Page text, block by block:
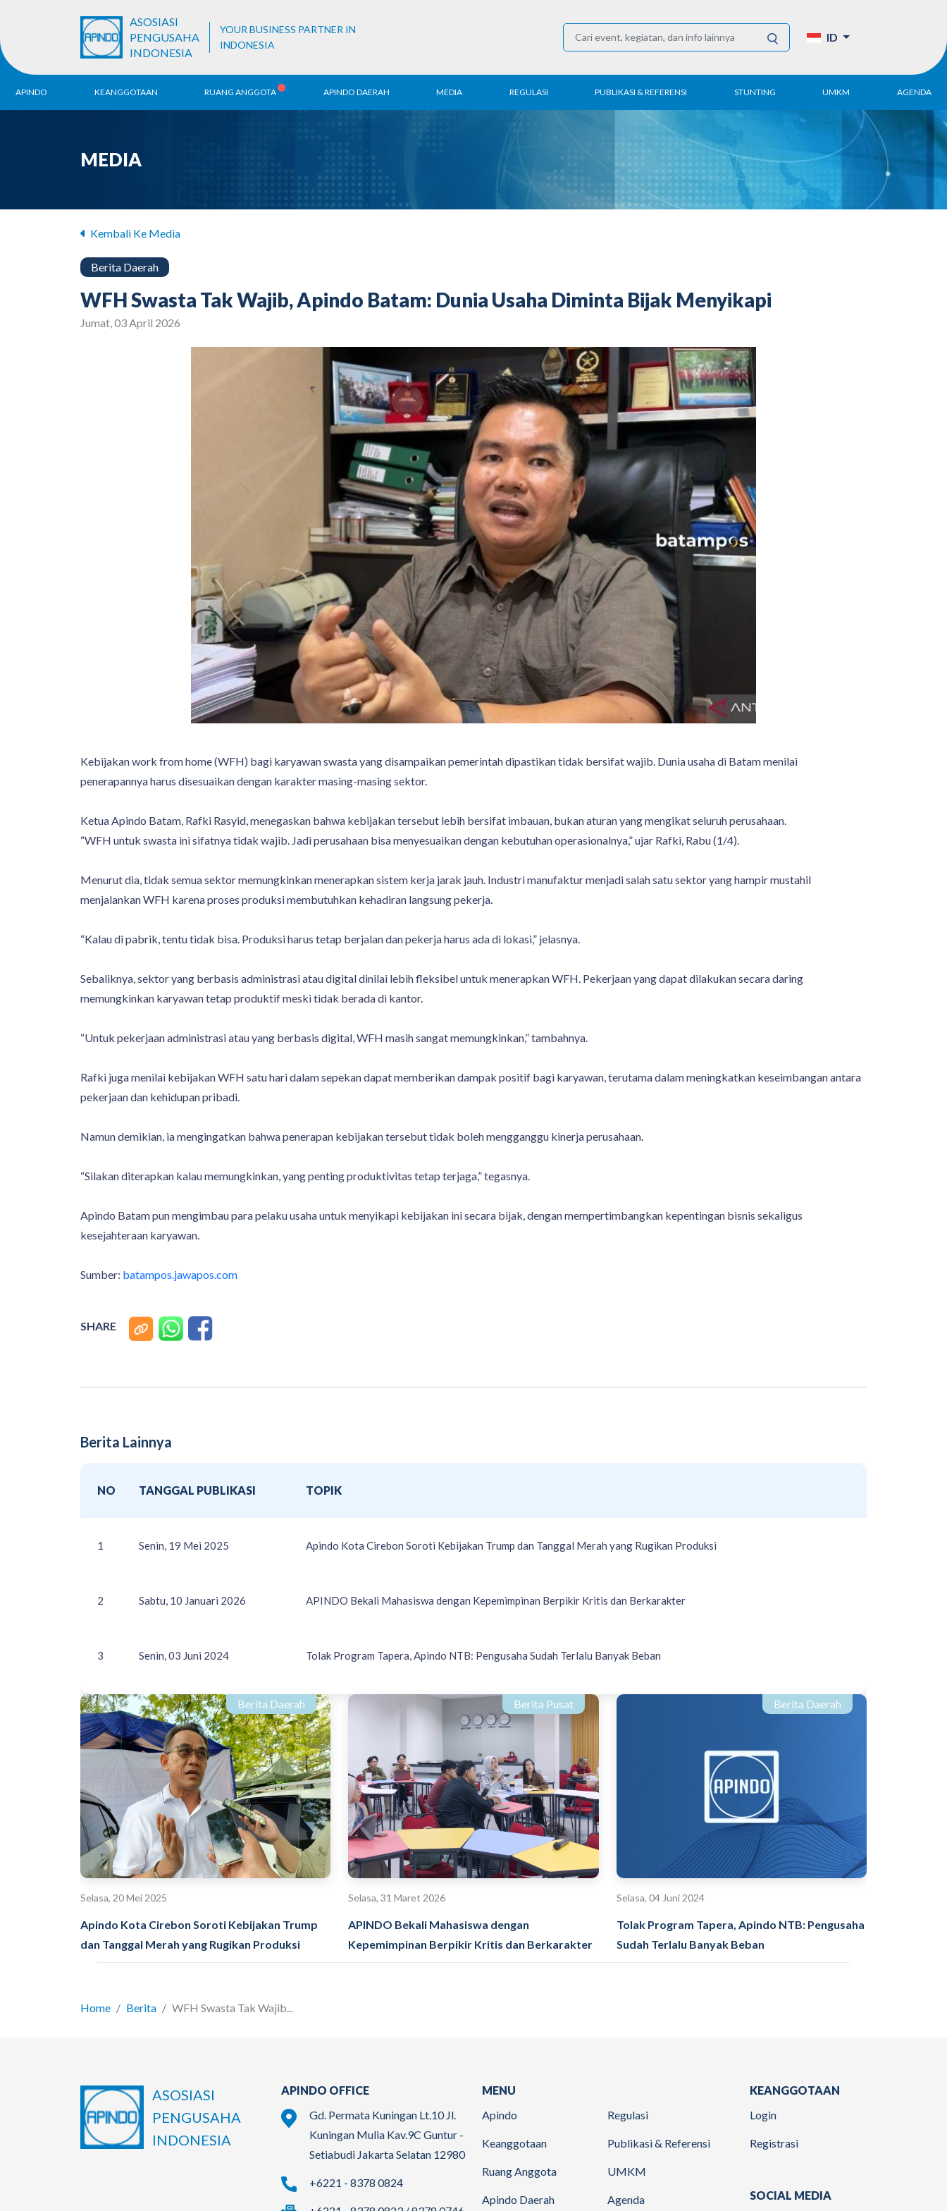
ASOSIASI
PENGUSAHA
INDONESIA
YOUR BUSINESS PARTNER IN
INDONESIA
ID
APINDO KEANGGOTAAN RUANG ANGGOTA APINDO DAERAH MEDIA REGULASI PUBLIKASI & REFERENSI
Buletin Elektronik
STUNTING UMKM
UMKM DPN Apindo
APINDO UMKM
Kegiatan
DPN/DPP/DPK
AGENDA
MEDIA
Kembali Ke Media
Berita Daerah
WFH Swasta Tak Wajib, Apindo Batam: Dunia Usaha Diminta Bijak Menyikapi
Jumat, 03 April 2026
Kebijakan work from home (WFH) bagi karyawan swasta yang disampaikan pemerintah dipastikan tidak bersifat wajib. Dunia usaha di Batam menilai
penerapannya harus disesuaikan dengan karakter masing-masing sektor.
Ketua Apindo Batam, Rafki Rasyid, menegaskan bahwa kebijakan tersebut lebih bersifat imbauan, bukan aturan yang mengikat seluruh perusahaan.
“WFH untuk swasta ini sifatnya tidak wajib. Jadi perusahaan bisa menyesuaikan dengan kebutuhan operasionalnya,” ujar Rafki, Rabu (1/4).
Menurut dia, tidak semua sektor memungkinkan menerapkan sistem kerja jarak jauh. Industri manufaktur menjadi salah satu sektor yang hampir mustahil
menjalankan WFH karena proses produksi membutuhkan kehadiran langsung pekerja.
“Kalau di pabrik, tentu tidak bisa. Produksi harus tetap berjalan dan pekerja harus ada di lokasi,” jelasnya.
Sebaliknya, sektor yang berbasis administrasi atau digital dinilai lebih fleksibel untuk menerapkan WFH. Pekerjaan yang dapat dilakukan secara daring
memungkinkan karyawan tetap produktif meski tidak berada di kantor.
“Untuk pekerjaan administrasi atau yang berbasis digital, WFH masih sangat memungkinkan,” tambahnya.
Rafki juga menilai kebijakan WFH satu hari dalam sepekan dapat memberikan dampak positif bagi karyawan, terutama dalam meningkatkan keseimbangan antara
pekerjaan dan kehidupan pribadi.
Namun demikian, ia mengingatkan bahwa penerapan kebijakan tersebut tidak boleh mengganggu kinerja perusahaan.
“Silakan diterapkan kalau memungkinkan, yang penting produktivitas tetap terjaga,” tegasnya.
Apindo Batam pun mengimbau para pelaku usaha untuk menyikapi kebijakan ini secara bijak, dengan mempertimbangkan kepentingan bisnis sekaligus
kesejahteraan karyawan.
Sumber: batampos.jawapos.com
SHARE
Berita Lainnya
NO TANGGAL PUBLIKASI TOPIK
1 Senin, 19 Mei 2025 Apindo Kota Cirebon Soroti Kebijakan Trump dan Tanggal Merah yang Rugikan Produksi
2 Sabtu, 10 Januari 2026 APINDO Bekali Mahasiswa dengan Kepemimpinan Berpikir Kritis dan Berkarakter
3 Senin, 03 Juni 2024 Tolak Program Tapera, Apindo NTB: Pengusaha Sudah Terlalu Banyak Beban
Berita Daerah
Selasa, 20 Mei 2025
Apindo Kota Cirebon Soroti Kebijakan Trump
dan Tanggal Merah yang Rugikan Produksi
Berita Pusat
Selasa, 31 Maret 2026
APINDO Bekali Mahasiswa dengan
Kepemimpinan Berpikir Kritis dan Berkarakter
Berita Daerah
Selasa, 04 Juni 2024
Tolak Program Tapera, Apindo NTB: Pengusaha
Sudah Terlalu Banyak Beban
Home Berita WFH Swasta Tak Wajib...
ASOSIASI
PENGUSAHA
INDONESIA
APINDO OFFICE
Gd. Permata Kuningan Lt.10 Jl.
Kuningan Mulia Kav.9C Guntur -
Setiabudi Jakarta Selatan 12980
+6221 - 8378 0824
MENU
Apindo
Keanggotaan
Ruang Anggota
Apindo Daerah
Regulasi
Publikasi & Referensi
UMKM
Agenda
KEANGGOTAAN
Login
Registrasi
SOCIAL MEDIA